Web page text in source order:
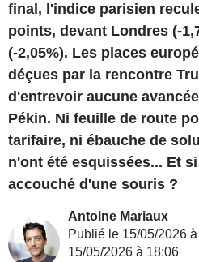
final, l'indice parisien
points, devant Londres (-
(-2,05%). Les places
déçues par la rencontre
d'entrevoir aucune
Pékin. Ni feuille de route
tarifaire, ni ébauche de
n'ont été esquissées... Et
accouché d'une souris ?
Antoine Mariaux
Publié le 15/05/2026
15/05/2026 à 18:06